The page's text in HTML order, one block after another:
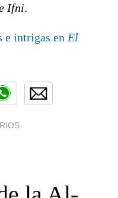
Ifni.
e intrigas en El